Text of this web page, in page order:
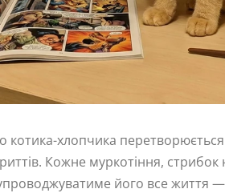
котика-хлопчика
Кожне муркотіння,
його все життя